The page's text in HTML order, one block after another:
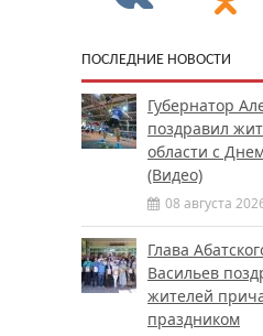
ПОСЛЕДНИЕ НОВОСТИ
Губернатор
поздравил
области с
(Видео)
08 августа
Глава
Васильев
жителей
праздником